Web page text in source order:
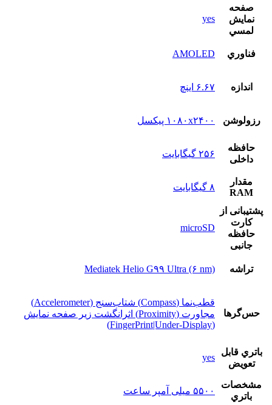
صفحه
نمايش
لمسي
yes
فناوري AMOLED
اندازه ۶.۶۷ اینچ
رزولوشن ۱۰۸۰x۲۴۰۰ پیکسل
حافظه
داخلی
۲۵۶ گیگابایت
مقدار
RAM
۸ گیگابایت
پشتيبانی از
کارت
حافظه
جانبی
microSD
تراشه Mediatek Helio G۹۹ Ultra (۶ nm)
حس‌گرها
قطب‌نما (Compass) شتاب‌سنج (Accelerometer)
مجاورت (Proximity) اثرانگشت زیر صفحه نمایش
(FingerPrint|Under-Display)
باتري قابل
تعويض
yes
مشخصات
باتري
۵۵۰۰ میلی آمپر ساعت